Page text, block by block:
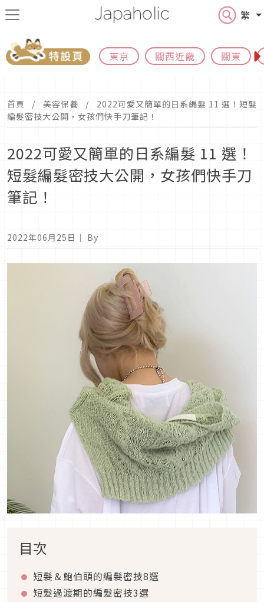
繁
東京 關西近畿 關東
首頁 美容保養
2022可愛又簡單的日系編髮 11 選！短髮
編髮密技大公開，女孩們快手刀筆記！
2022可愛又簡單的日系編髮 11 選！
短髮編髮密技大公開，女孩們快手刀
筆記！
2022年06月25日 ｜ By
目次
短髮＆鮑伯頭的編髮密技8選
短髮過渡期的編髮密技3選